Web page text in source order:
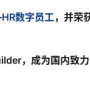
HR数字员工，并荣
，成为国内致